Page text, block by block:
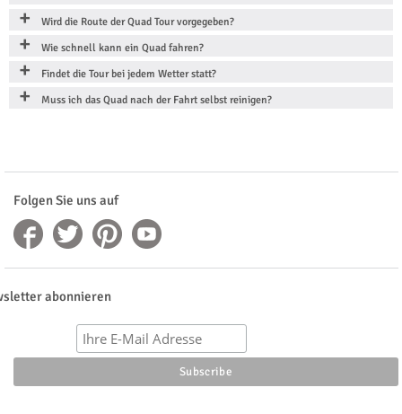
Wird die Route der Quad Tour vorgegeben?
Wie schnell kann ein Quad fahren?
Findet die Tour bei jedem Wetter statt?
Muss ich das Quad nach der Fahrt selbst reinigen?
Folgen Sie uns auf
abonnieren